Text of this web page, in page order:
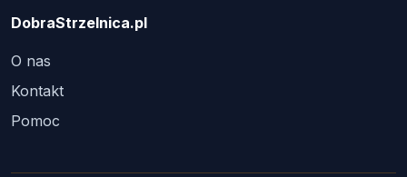
DobraStrzelnica.pl
O nas
Kontakt
Pomoc